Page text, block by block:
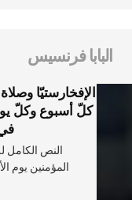
البابا فرنسيس
الإفخارستيّا
كلّ أسبوع وكلّ
النص الكامل
المؤمنين يوم الأربعاء